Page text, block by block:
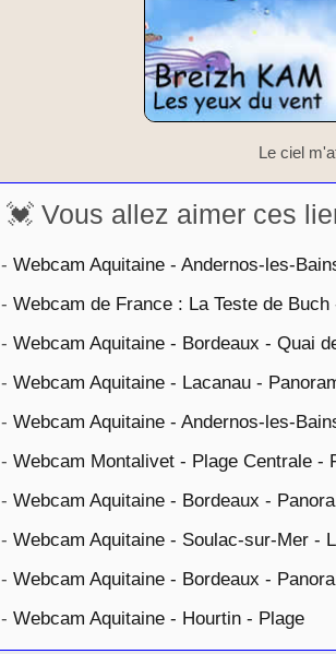
Le ciel
💓 Vous allez aimer ces
- Webcam Aquitaine - Andernos-les-
- Webcam de France : La Teste de
- Webcam Aquitaine - Bordeaux - Quai
- Webcam Aquitaine - Lacanau -
- Webcam Aquitaine - Andernos-les-
- Webcam Montalivet - Plage Centrale -
- Webcam Aquitaine - Bordeaux -
- Webcam Aquitaine - Soulac-sur-Mer -
- Webcam Aquitaine - Bordeaux -
- Webcam Aquitaine - Hourtin - Plage